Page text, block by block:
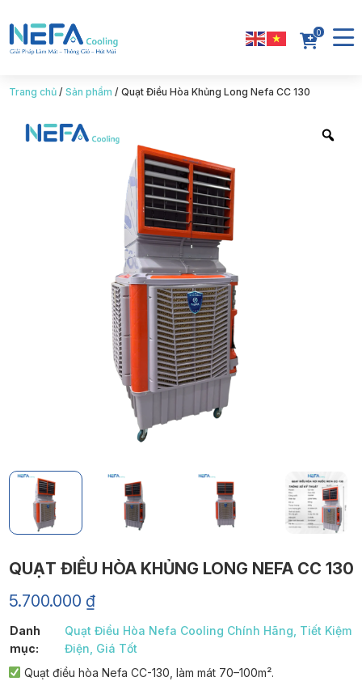
0
Trang chủ/ Sản phẩm / Quạt Điều Hòa Khủng Long Nefa CC 130
QUẠT ĐIỀU HÒA KHỦNG LONG NEFA CC 130
5.700.000 ₫
Danh
mục:
Quạt Điều Hòa Nefa Cooling Chính Hãng, Tiết Kiệm
Điện, Giá Tốt
Quạt điều hòa Nefa CC-130, làm mát 70–100m².